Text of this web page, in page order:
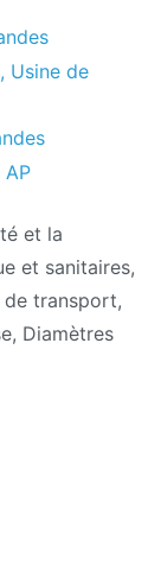
, Usine de
AP
et la
et sanitaires,
transport,
Diamètres